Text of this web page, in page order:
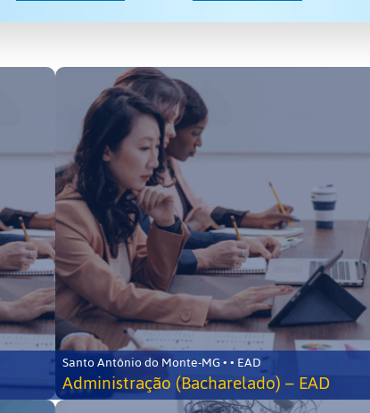
Santo Antônio do Monte-MG • • EAD
Administração (Bacharelado) – EAD